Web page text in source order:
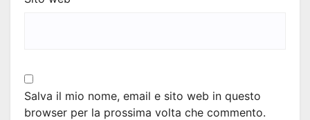
Salva il mio nome, email e sito web in questo
browser per la prossima volta che commento.